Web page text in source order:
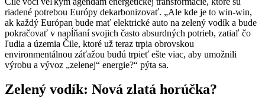
riadené potrebou Európy dekarbonizovať. „Ale kde je to win-win,
ak každý Európan bude mať elektrické auto na zelený vodík a bude
pokračovať v napĺňaní svojich často absurdných potrieb, zatiaľ čo
ľudia a územia Čile, ktoré už teraz trpia obrovskou
environmentálnou záťažou budú trpieť ešte viac, aby umožnili
výrobu a vývoz „zelenej“ energie?“ pýta sa.
Zelený vodík: Nová zlatá horúčka?